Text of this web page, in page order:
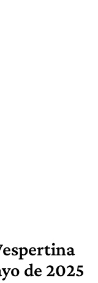
de 2025